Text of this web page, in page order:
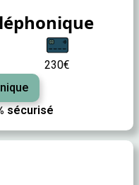
230€
sécurisé